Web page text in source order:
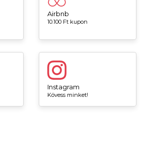
Airbnb
10.100 Ft kupon
Instagram
Kövess minket!